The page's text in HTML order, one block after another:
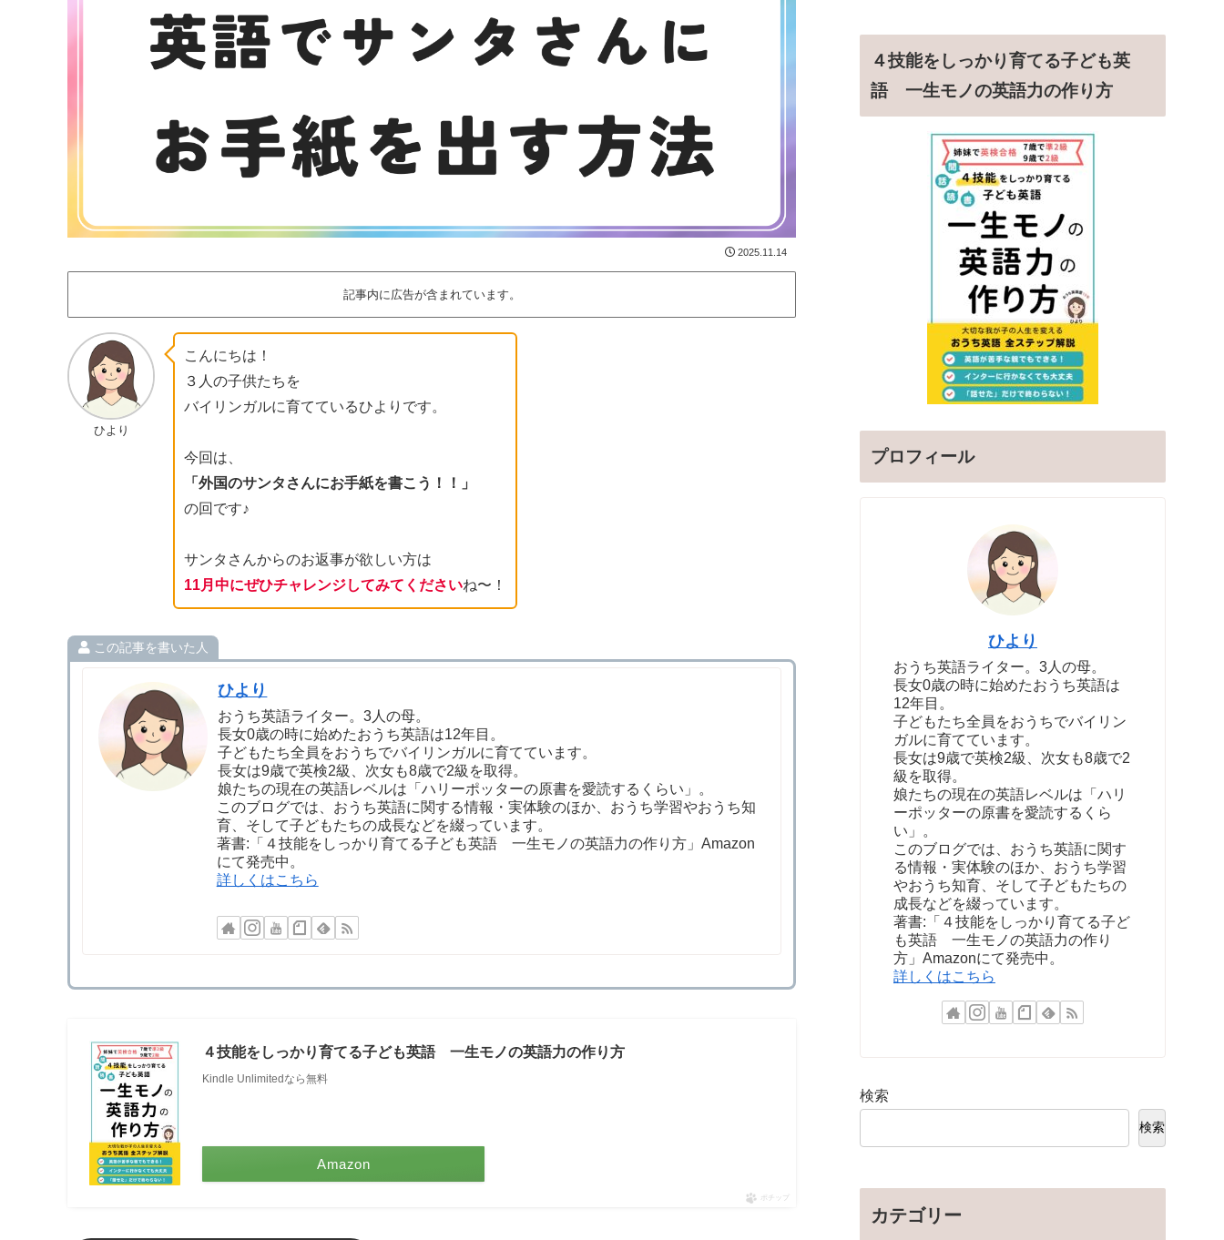
2025.11.14
記事内に広告が含まれています。
ひより
こんにちは！
３人の子供たちを
バイリンガルに育てているひよりです。
今回は、
「外国のサンタさんにお手紙を書こう！！」
の回です♪
サンタさんからのお返事が欲しい方は
11月中にぜひチャレンジしてみてくださいね〜！
この記事を書いた人
ひより
おうち英語ライター。3人の母。
長女0歳の時に始めたおうち英語は12年目。
子どもたち全員をおうちでバイリンガルに育てています。
長女は9歳で英検2級、次女も8歳で2級を取得。
娘たちの現在の英語レベルは「ハリーポッターの原書を愛読するくらい」。
このブログでは、おうち英語に関する情報・実体験のほか、おうち学習やおうち知
育、そして子どもたちの成長などを綴っています。
著書:「４技能をしっかり育てる子ども英語 一生モノの英語力の作り方」Amazon
にて発売中。
詳しくはこちら
４技能をしっかり育てる子ども英語 一生モノの英語力の作り方
Kindle Unlimitedなら無料
Amazon
ポチップ
４技能をしっかり育てる子ども英
語 一生モノの英語力の作り方
プロフィール
ひより
おうち英語ライター。3人の母。
長女0歳の時に始めたおうち英語は
12年目。
子どもたち全員をおうちでバイリン
ガルに育てています。
長女は9歳で英検2級、次女も8歳で2
級を取得。
娘たちの現在の英語レベルは「ハリ
ーポッターの原書を愛読するくら
い」。
このブログでは、おうち英語に関す
る情報・実体験のほか、おうち学習
やおうち知育、そして子どもたちの
成長などを綴っています。
著書:「４技能をしっかり育てる子ど
も英語 一生モノの英語力の作り
方」Amazonにて発売中。
詳しくはこちら
検索
検索
カテゴリー